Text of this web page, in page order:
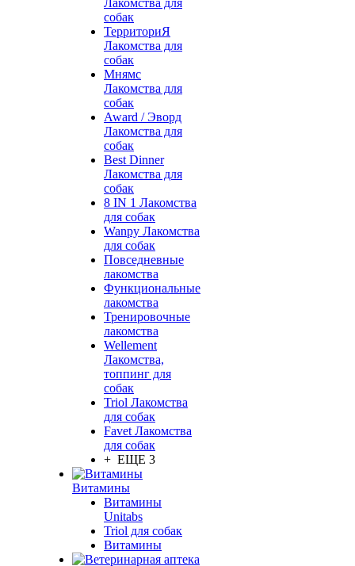
Лакомства для
собак
ТерриториЯ
Лакомства для
собак
Мнямс
Лакомства для
собак
Award / Эворд
Лакомства для
собак
Best Dinner
Лакомства для
собак
8 IN 1 Лакомства
для собак
Wanpy Лакомства
для собак
Повседневные
лакомства
Функциональные
лакомства
Тренировочные
лакомства
Wellement
Лакомства,
топпинг для
собак
Triol Лакомства
для собак
Favet Лакомства
для собак
+ ЕЩЕ 3
Витамины
Витамины
Unitabs
Triol для собак
Витамины